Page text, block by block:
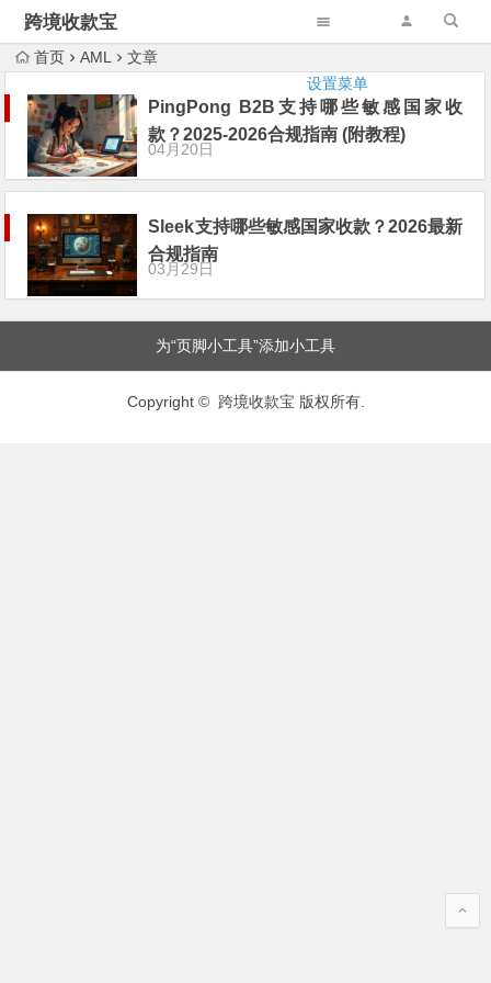
跨境收款宝
设置菜单
首页 AML 文章
PingPong B2B支持哪些敏感国家收
款？2025-2026合规指南 (附教程)
04月20日
Sleek支持哪些敏感国家收款？2026最新
合规指南
03月29日
为“页脚小工具”添加小工具
Copyright © 跨境收款宝 版权所有.